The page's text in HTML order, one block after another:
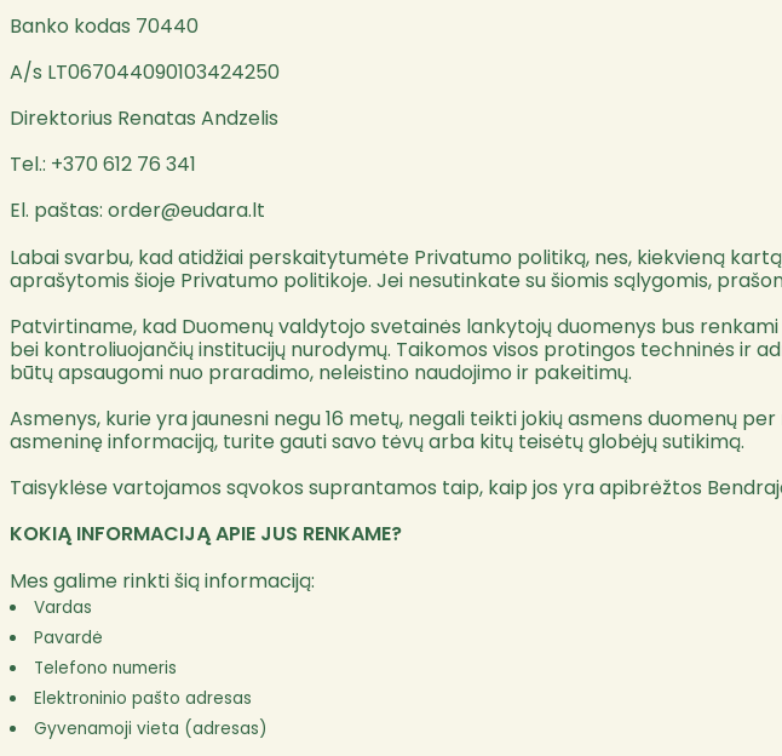
Banko kodas 70440
A/s LT067044090103424250
Direktorius Renatas Andzelis
Tel.: +370 612 76 341
El. paštas: order@eudara.lt
Labai svarbu, kad atidžiai perskaitytumėte Privatumo politiką, nes, kiekvieną
aprašytomis šioje Privatumo politikoje. Jei nesutinkate su šiomis sąlygomis,
Patvirtiname, kad Duomenų valdytojo svetainės lankytojų duomenys bus
bei kontroliuojančių institucijų nurodymų. Taikomos visos protingos techninės ir
būtų apsaugomi nuo praradimo, neleistino naudojimo ir pakeitimų.
Asmenys, kurie yra jaunesni negu 16 metų, negali teikti jokių asmens duomenų
asmeninę informaciją, turite gauti savo tėvų arba kitų teisėtų globėjų sutikimą.
Taisyklėse vartojamos sąvokos suprantamos taip, kaip jos yra apibrėžtos
KOKIĄ INFORMACIJĄ APIE JUS RENKAME?
Mes galime rinkti šią informaciją:
Vardas
Pavardė
Telefono numeris
Elektroninio pašto adresas
Gyvenamoji vieta (adresas)